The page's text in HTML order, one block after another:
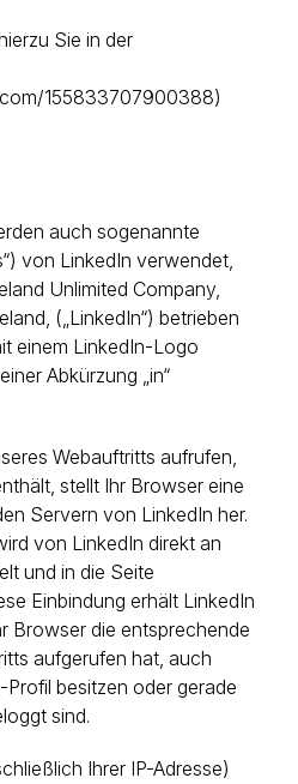
Sie in der
155833707900388)
auch sogenannte
von LinkedIn verwendet,
Unlimited Company,
(„LinkedIn“) betrieben
einem LinkedIn-Logo
Abkürzung „in“
Webauftritts aufrufen,
stellt Ihr Browser eine
Servern von LinkedIn her.
von LinkedIn direkt an
und in die Seite
Einbindung erhält LinkedIn
Browser die entsprechende
aufgerufen hat, auch
besitzen oder gerade
sind.
Ihrer IP-Adresse)